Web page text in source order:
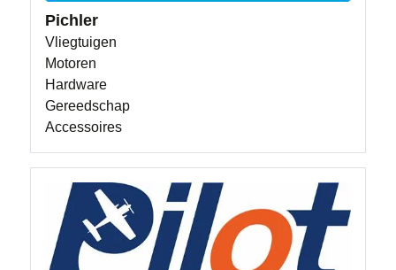
Pichler
Vliegtuigen
Motoren
Hardware
Gereedschap
Accessoires